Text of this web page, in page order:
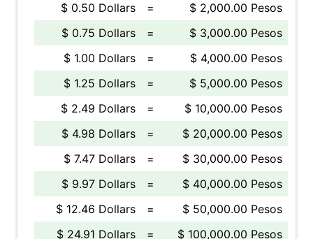
$ 0.50 Dollars
=
$ 2,000.00 Pesos
$ 0.75 Dollars
=
$ 3,000.00 Pesos
$ 1.00 Dollars
=
$ 4,000.00 Pesos
$ 1.25 Dollars
=
$ 5,000.00 Pesos
$ 2.49 Dollars
=
$ 10,000.00 Pesos
$ 4.98 Dollars
=
$ 20,000.00 Pesos
$ 7.47 Dollars
=
$ 30,000.00 Pesos
$ 9.97 Dollars
=
$ 40,000.00 Pesos
$ 12.46 Dollars
=
$ 50,000.00 Pesos
$ 24.91 Dollars
= $ 100,000.00 Pesos